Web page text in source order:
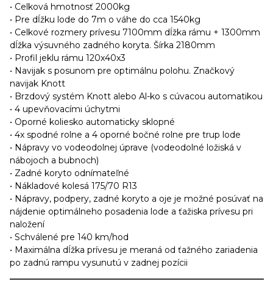
• Celková hmotnosť 2000kg
• Pre dĺžku lode do 7m o váhe do cca 1540kg
• Celkové rozmery prívesu 7100mm dĺžka rámu + 1300mm
dĺžka výsuvného zadného koryta. Šírka 2180mm
• Profil jeklu rámu 120x40x3
• Navijak s posunom pre optimálnu polohu. Značkový
navijak Knott
• Brzdový systém Knott alebo Al-ko s cúvacou automatikou
• 4 upevňovacími úchytmi
• Oporné koliesko automaticky sklopné
• 4x spodné rolne a 4 oporné bočné rolne pre trup lode
• Nápravy vo vodeodolnej úprave (vodeodolné ložiská v
nábojoch a bubnoch)
• Zadné koryto odnímateľné
• Nákladové kolesá 175/70 R13
• Nápravy, podpery, zadné koryto a oje je možné posúvať na
nájdenie optimálneho posadenia lode a ťažiska prívesu pri
naložení
• Schválené pre 140 km/hod
• Maximálna dĺžka prívesu je meraná od ťažného zariadenia
po zadnú rampu vysunutú v zadnej pozícii